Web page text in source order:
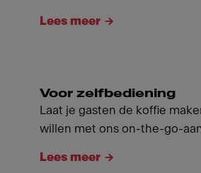
Lees meer
Voor zelfbediening
Laat je gasten de koffie
willen met ons on-the-go-
Lees meer